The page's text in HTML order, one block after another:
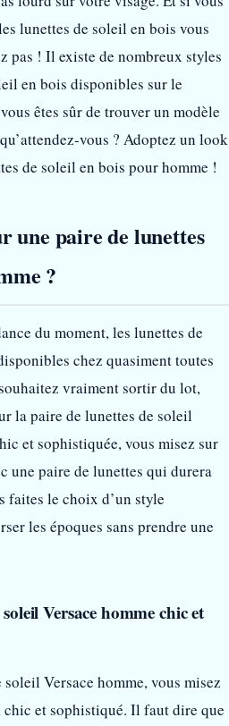
lunettes de soleil en bois vous
pas ! Il existe de nombreux styles
en bois disponibles sur le
êtes sûr de trouver un modèle
vous ? Adoptez un look
de soleil en bois pour homme !
une paire de lunettes
?
du moment, les lunettes de
chez quasiment toutes
vraiment sortir du lot,
la paire de lunettes de soleil
et sophistiquée, vous misez sur
une paire de lunettes qui durera
faites le choix d’un style
les époques sans prendre une
Versace homme chic et
Versace homme, vous misez
et sophistiqué. Il faut dire que